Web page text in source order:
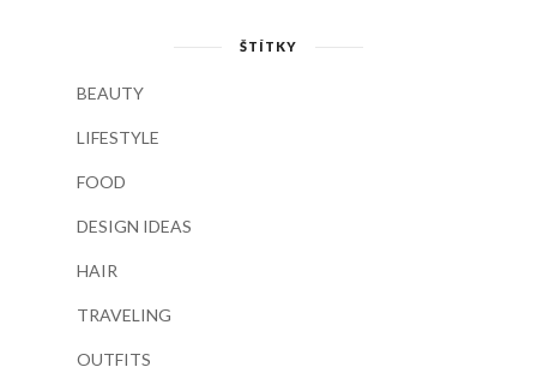
ŠTÍTKY
BEAUTY
LIFESTYLE
FOOD
DESIGN IDEAS
HAIR
TRAVELING
OUTFITS